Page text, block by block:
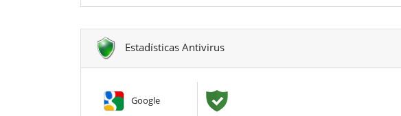
Estadísticas Antivirus
Google